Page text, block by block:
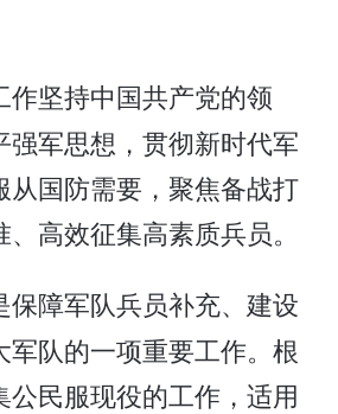
坚持中国共产党的领
强军思想，贯彻新时代军
从国防需要，聚焦备战打
高效征集高素质兵员。
障军队兵员补充、建设
军队的一项重要工作。根
公民服现役的工作，适用